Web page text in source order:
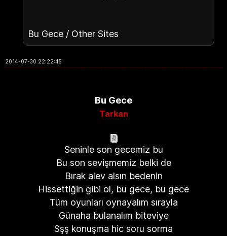
Bu Gece / Other Sites
2014-07-30 22:22:45
Bu Gece
Tarkan
Seninle son gecemiz bu
Bu son sevişmemiz belki de
Bırak alev alsın bedenin
Hissettiğin gibi ol, bu gece, bu gece
Tüm oyunları oynayalım sırayla
Günaha bulanalım biteviye
Sşş konuşma hic soru sorma